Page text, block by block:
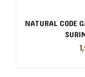
NATURAL CODE